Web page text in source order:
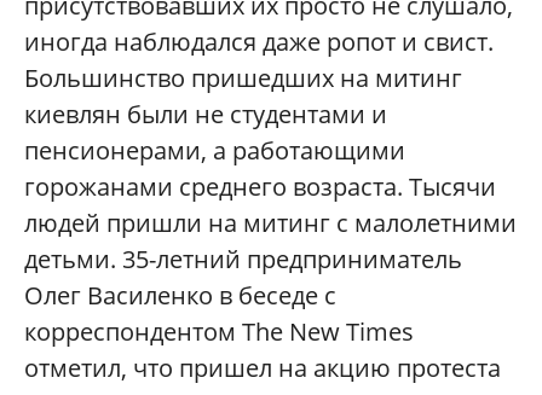
иногда наблюдался даже ропот и свист.
Большинство пришедших на митинг
киевлян были не студентами и
пенсионерами, а работающими
горожанами среднего возраста. Тысячи
людей пришли на митинг с малолетними
детьми. 35-летний предприниматель
Олег Василенко в беседе с
корреспондентом The New Times
отметил, что пришел на акцию протеста